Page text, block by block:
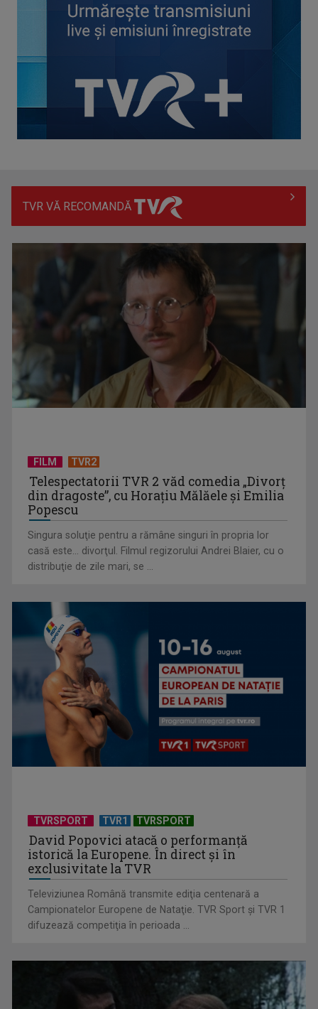
Piesa „Inimă, nu fi de piatră” a Corinei Chiriac ia argintul în
votată piesă în ...
„Cerul” trupei Proconsul – a şasea cea mai votată piesă în
concursul „Cerbul ...
„Spune-mi”, piesa Monicăi Anghel – a patra cea mai votată
în concursul ...
TVR VĂ RECOMANDĂ
FILM TVR2
Telespectatorii TVR 2 văd comedia „Divorţ
din dragoste”, cu Horaţiu Mălăele şi Emilia
Popescu
Singura soluţie pentru a rămâne singuri în propria lor
casă este... divorţul. Filmul regizorului Andrei Blaier, cu o
distribuţie de zile mari, se ...
TVRSPORT TVR1 TVRSPORT
David Popovici atacă o performanţă
istorică la Europene. În direct şi în
exclusivitate la TVR
Televiziunea Română transmite ediţia centenară a
Campionatelor Europene de Nataţie. TVR Sport şi TVR 1
difuzează competiţia în perioada ...